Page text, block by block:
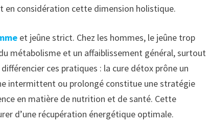
en considération cette dimension holistique.
et jeûne strict. Chez les hommes, le jeûne trop
métabolisme et un affaiblissement général, surtout
ces pratiques : la cure détox prône un
intermittent ou prolongé constitue une stratégie
en matière de nutrition et de santé. Cette
d’une récupération énergétique optimale.